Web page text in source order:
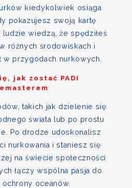
kiedykolwiek osiąga
pokazujesz swoją kartę
ludzie wiedzą, że spędziłeś
różnych środowiskach i
w przygodach nurkowych.
jak zostać PADI
takich jak dzielenie się
świata lub po prostu
Po drodze udoskonalisz
nurkowania i staniesz się
na świecie społeczności
łączy wspólna pasja do
oceanów.